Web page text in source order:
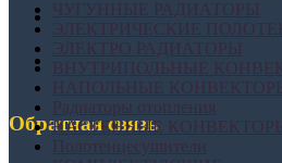
Обратная связь
НАСТЕННЫЕ КОНВЕКТОРЫ